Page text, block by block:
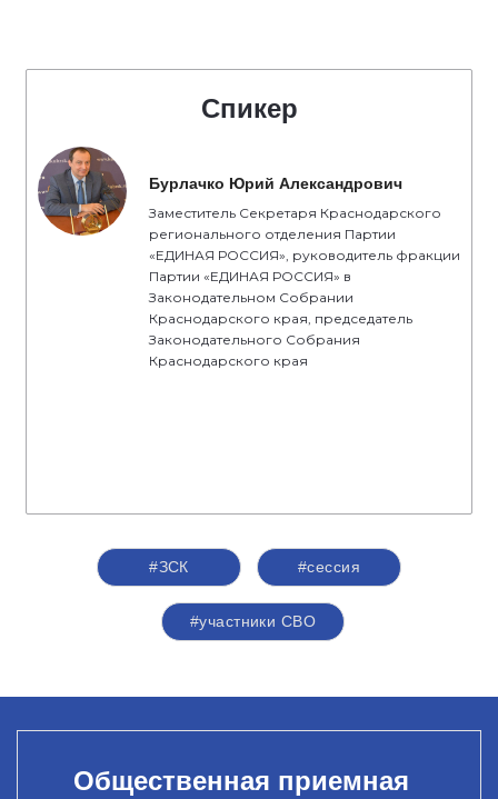
Спикер
Бурлачко Юрий Александрович
Заместитель Секретаря Краснодарского
регионального отделения Партии
«ЕДИНАЯ РОССИЯ», руководитель фракции
Партии «ЕДИНАЯ РОССИЯ» в
Законодательном Собрании
Краснодарского края, председатель
Законодательного Собрания
Краснодарского края
#ЗСК #сессия
#участники СВО
Общественная приемная